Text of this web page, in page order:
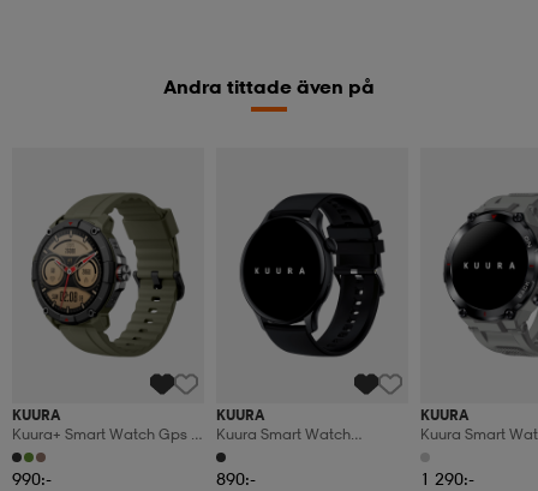
Andra tittade även på
KUURA
Kuura+ Smart Watch Gps -
Green
990:-
KUURA
Kuura Smart Watch
Function F7 V3, Black
890:-
KUURA
Kuura Smart
S5 Gps V3, Gray
1 290:-